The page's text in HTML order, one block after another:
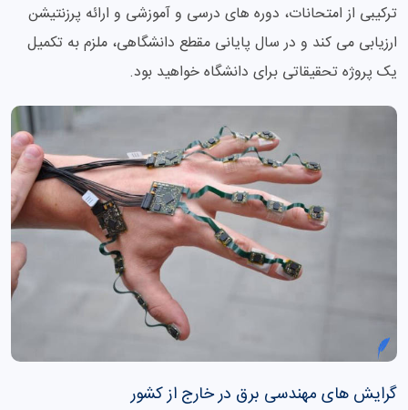
ترکیبی از امتحانات، دوره های درسی و آموزشی و ارائه پرزنتیشن
ارزیابی می کند و در سال پایانی مقطع دانشگاهی، ملزم به تکمیل
یک پروژه تحقیقاتی برای دانشگاه خواهید بود.
گرایش های مهندسی برق در خارج از کشور